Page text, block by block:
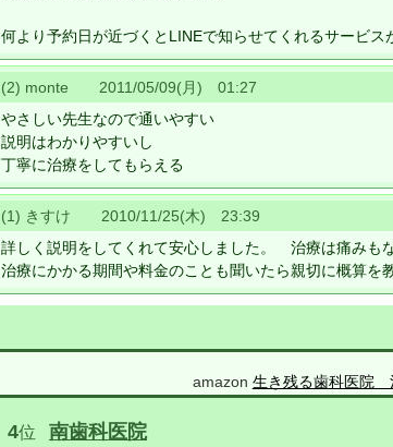
何より予約日が近づくとLINEで知らせてくれるサービス
(2) monte 2011/05/09(月) 01:27
やさしい先生なので通いやすい
説明はわかりやすいし
丁寧に治療をしてもらえる
(1) きすけ 2010/11/25(木) 23:39
詳しく説明をしてくれて安心しました。 治療は痛みも
治療にかかる期間や料金のことも聞いたら親切に概算を
amazon 生き残る歯科医院
4位 南歯科医院